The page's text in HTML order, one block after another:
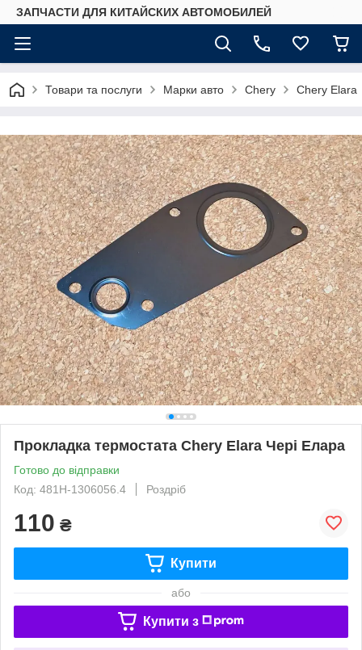
ЗАПЧАСТИ ДЛЯ КИТАЙСКИХ АВТОМОБИЛЕЙ
Товари та послуги Марки авто Chery Chery Elara
Прокладка термостата Chery Elara Чері Елара
Готово до відправки
Код: 481H-1306056.4
Роздріб
110 ₴
Купити
або
Купити з